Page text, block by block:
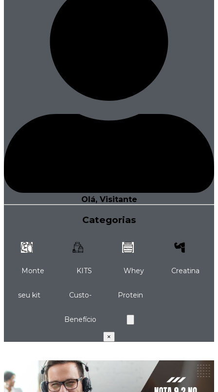
Olá, Visitante
Categorias
Monte
seu kit
KITS
Custo-
Benefício
Whey
Protein
Creatina
×